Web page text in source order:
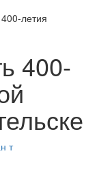
летия
400-
т